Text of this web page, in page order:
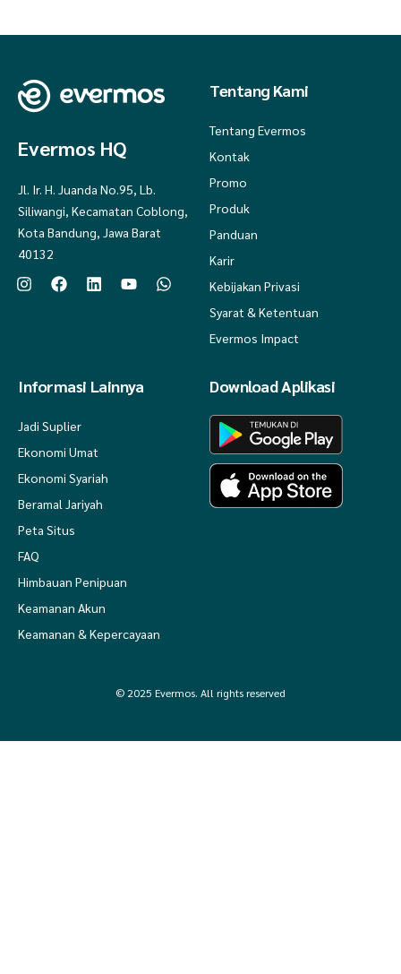
Evermos HQ
Jl. Ir. H. Juanda No.95, Lb.
Siliwangi, Kecamatan Coblong,
Kota Bandung, Jawa Barat
40132
Tentang Kami
Tentang Evermos
Kontak
Promo
Produk
Panduan
Karir
Kebijakan Privasi
Syarat & Ketentuan
Evermos Impact
Informasi Lainnya
Jadi Suplier
Ekonomi Umat
Ekonomi Syariah
Beramal Jariyah
Peta Situs
FAQ
Himbauan Penipuan
Keamanan Akun
Keamanan & Kepercayaan
Download Aplikasi
© 2025 Evermos. All rights reserved